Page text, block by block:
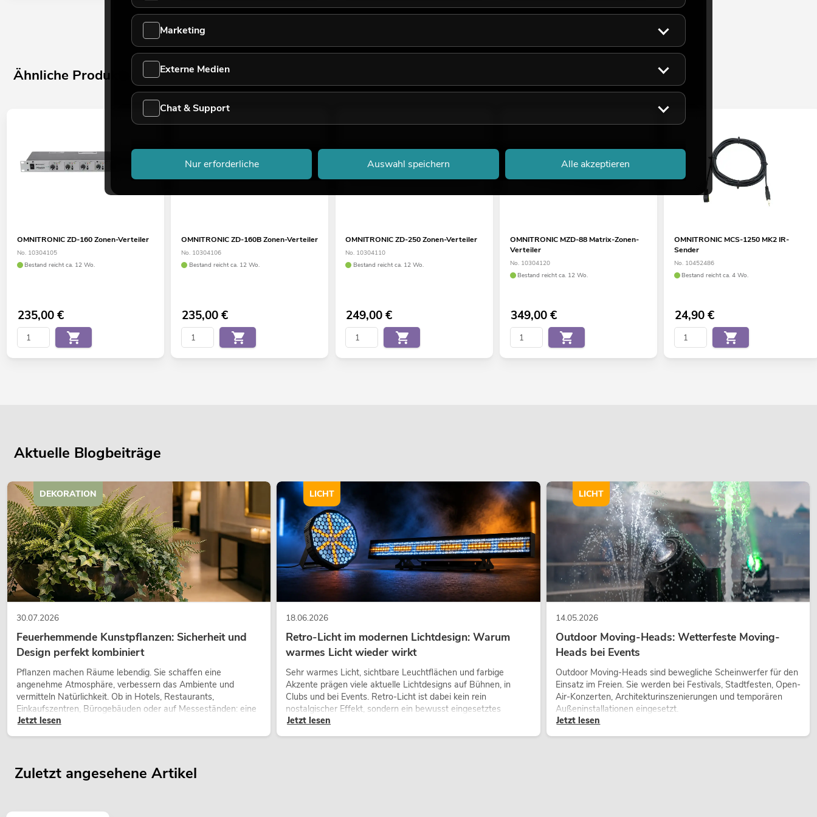
Ähnliche Produkte
OMNITRONIC ZD-160 Zonen-Verteiler
No. 10304105
Bestand reicht ca. 12 Wo.
235,00€
OMNITRONIC ZD-160B Zonen-Verteiler
No. 10304106
Bestand reicht ca. 12 Wo.
235,00€
OMNITRONIC ZD-250 Zonen-Verteiler
No. 10304110
Bestand reicht ca. 12 Wo.
249,00€
OMNITRONIC MZD-88 Matrix-Zonen-
Verteiler
No. 10304120
Bestand reicht ca. 12 Wo.
349,00€
OMNITRONIC MCS-1250 MK2 IR-
Sender
No. 10452486
Bestand reicht ca. 4 Wo.
24,90€
Aktuelle Blogbeiträge
30.07.2026
Feuerhemmende Kunstpflanzen: Sicherheit und
Design perfekt kombiniert
Pflanzen machen Räume lebendig. Sie schaffen eine
angenehme Atmosphäre, verbessern das Ambiente und
vermitteln Natürlichkeit. Ob in Hotels, Restaurants,
Einkaufszentren, Bürogebäuden oder auf Messeständen: eine
hochwertige Begrünung gehört heute längst zum modernen
Jetzt lesen
DEKORATION
18.06.2026
Retro-Licht im modernen Lichtdesign: Warum
warmes Licht wieder wirkt
Sehr warmes Licht, sichtbare Leuchtflächen und farbige
Akzente prägen viele aktuelle Lichtdesigns auf Bühnen, in
Clubs und bei Events. Retro-Licht ist dabei kein rein
nostalgischer Effekt, sondern ein bewusst eingesetztes
Gestaltungsmittel: Es schafft Atmosphäre, gibt Szenen
Jetzt lesen
LICHT
14.05.2026
Outdoor Moving-Heads: Wetterfeste Moving-
Heads bei Events
Outdoor Moving-Heads sind bewegliche Scheinwerfer für den
Einsatz im Freien. Sie werden bei Festivals, Stadtfesten, Open-
Air-Konzerten, Architekturinszenierungen und temporären
Außeninstallationen eingesetzt.
Jetzt lesen
LICHT
Zuletzt angesehene Artikel
Marketing
Externe Medien
Chat & Support
Nur erforderliche Auswahl speichern Alle akzeptieren